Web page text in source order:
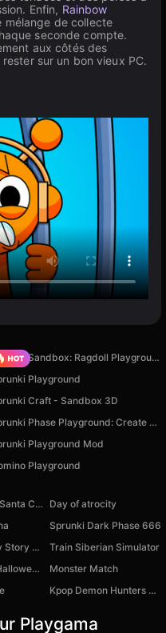
Enfin, Rainbow
mélange de collecte
seconde compte.
aux côtés des
sur un bon vieux PC.
Sprunki Sandbox: Ragdoll Playground Mode
Playground
Craft - Sandbox 3D
Sprunki Phase Playground: Create Sprunki and Music
Playground Mod
Playground
Goo Goo Gaga Santa Claus vs Poppy Playtime 5
Day of atrocity
Sprunki Dark Phase 666
Help Me: Tricky Story of Puzzles
Train Siberian Simulator
K-Pop Hunter Halloween Fashion
Monster Match
Kpop Demon Hunters Merge Huntrix
Playgama